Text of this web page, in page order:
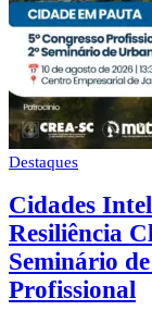
Destaques
Cidades
Resiliência
Seminário
Profissional